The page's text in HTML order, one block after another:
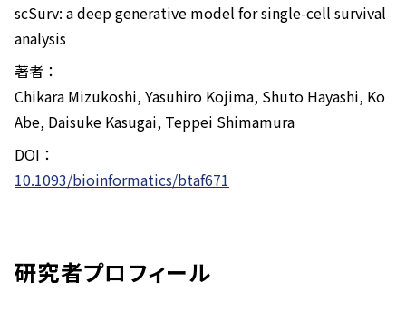
scSurv: a deep generative model for single-cell survival
analysis
著者：
Chikara Mizukoshi, Yasuhiro Kojima, Shuto Hayashi, Ko
Abe, Daisuke Kasugai, Teppei Shimamura
DOI：
10.1093/bioinformatics/btaf671
研究者プロフィール